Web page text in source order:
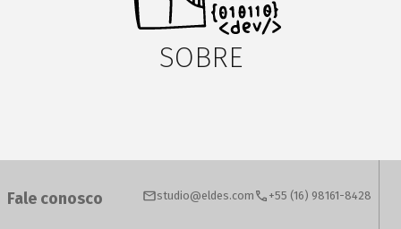
SOBRE
Fale conosco studio@eldes.com +55 (16) 98161-8428